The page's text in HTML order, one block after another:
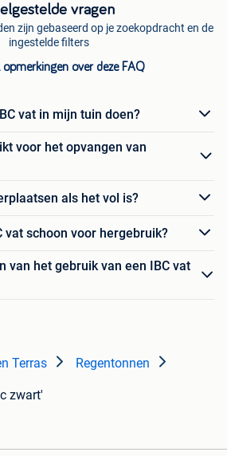
vragen
zijn gebaseerd op je zoekopdracht en de
ingestelde filters
opmerkingen over deze FAQ
vat in mijn tuin doen?
voor het opvangen van
als het vol is?
vat schoon voor hergebruik?
van het gebruik van een IBC vat
Terras Regentonnen
zwart'